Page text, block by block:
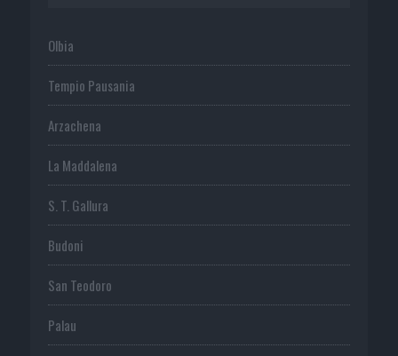
Olbia
Tempio Pausania
Arzachena
La Maddalena
S. T. Gallura
Budoni
San Teodoro
Palau